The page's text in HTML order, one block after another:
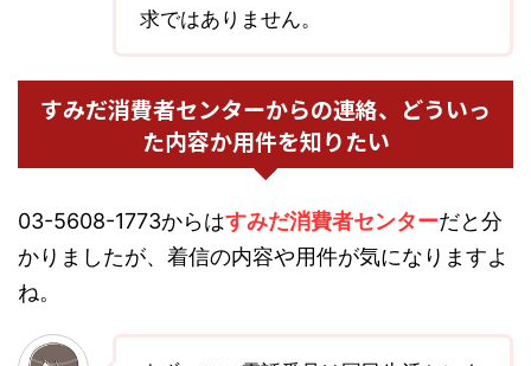
求ではありません。
すみだ消費者センターからの連絡、どういっ
た内容か用件を知りたい
03-5608-1773からはすみだ消費者センターだと分
かりましたが、着信の内容や用件が気になりますよ
ね。